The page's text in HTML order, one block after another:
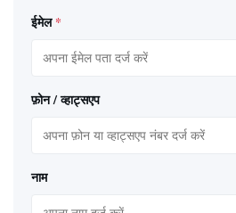
ईमेल *
फ़ोन / व्हाट्सएप
नाम